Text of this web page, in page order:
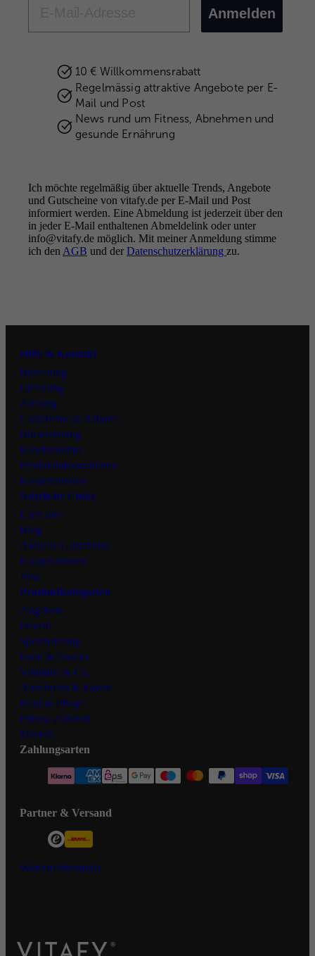
Anmelden
10 € Willkommensrabatt
Regelmässig attraktive Angebote per E-
Mail und Post
News rund um Fitness, Abnehmen und
gesunde Ernährung
Ich möchte regelmäßig über aktuelle Trends, Angebote
und Gutscheine von vitafy.de per E-Mail und Post
informiert werden. Eine Abmeldung ist jederzeit über den
in jeder E-Mail enthaltenen Abmeldelink oder unter
info@vitafy.de möglich. Mit meiner Anmeldung stimme
ich den AGB und der Datenschutzerklärung zu.
Better health.
Better you.
Hilfe & Kontakt
Bestellung
Lieferung
Zahlung
Gutscheine & Rabatte
Rücksendung
Kundenkonto
Produktinformationen
Kooperationen
Nützliche Links
Über uns
Blog
Aktuelle Gutscheine
Kooperationen
Jobs
Produktkategorien
Angebote
Protein
Sportnahrung
Food & Snacks
Vitamine & Co.
Abnehmen & Fasten
Haut & Pflege
Fitness Zubehör
Marken
Zahlungsarten
Partner & Versand
Widerrufsformular
VITAFY Better health. Better you.